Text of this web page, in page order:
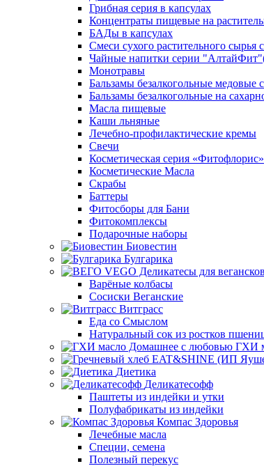
Грибная серия в капсулах
Концентраты пищевые на
БАДы в капсулах
Смеси сухого растительного
Чайные напитки серии
Монотравы
Бальзамы безалкогольные медовые
Бальзамы безалкогольные на
Масла пищевые
Каши льняные
Лечебно-профилактические кремы
Свечи
Косметическая серия «Фитофлорис»
Косметические Масла
Скрабы
Баттеры
Фитосборы для Бани
Фитокомплексы
Подарочные наборы
Биовестин
Булгарика
Варёные колбасы
Сосиски Веганские
Витграсс
Еда со Смыслом
Натуральный сок из ростков
ГХИ
Диетика
Деликатесофф
Паштеты из индейки и утки
Полуфабрикаты из индейки
Компас Здоровья
Лечебные масла
Специи, семена
Полезный перекус